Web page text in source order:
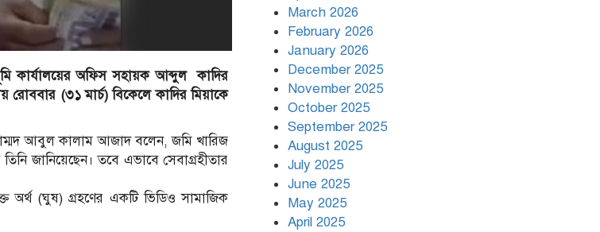
কার্যালয়ের অফিস সহায়ক আব্দুল কাদির
(৩১ মার্চ) বিকেলে কাদির মিয়াকে
আবুল কালাম আজাদ বলেন, জমি খারিজ
জানিয়েছেন। তবে এভাবে সেবাগ্রহীতার
অর্থ (ঘুষ) গ্রহণের একটি ভিডিও সামাজিক
বৃষ্টি থামার নাম নেই, পথে পথে
March 2026
February 2026
January 2026
December 2025
November 2025
October 2025
September 2025
August 2025
July 2025
June 2025
May 2025
April 2025